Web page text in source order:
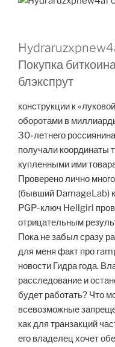
Покупка
блэкспрут
конструкции к
оборотами в
30-летнего
получали координаты
купленными ими
Проверено лично
(бывший DamageLab)
PGP-ключ Hellgirl
отрицательным
Пока не забыл сразу
для меня факт про
новости Гидра года.
расследование и
будет работать? Что
всевозможные
как для транзакций
его владелец хочет